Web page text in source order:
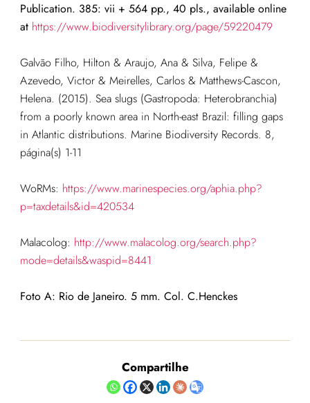
Publication. 385: vii + 564 pp., 40 pls., available online
at https://www.biodiversitylibrary.org/page/59220479
Galvão Filho, Hilton & Araujo, Ana & Silva, Felipe &
Azevedo, Victor & Meirelles, Carlos & Matthews-Cascon,
Helena. (2015). Sea slugs (Gastropoda: Heterobranchia)
from a poorly known area in North-east Brazil: filling gaps
in Atlantic distributions. Marine Biodiversity Records. 8,
página(s) 1-11
WoRMs: https://www.marinespecies.org/aphia.php?
p=taxdetails&id=420534
Malacolog: http://www.malacolog.org/search.php?
mode=details&waspid=8441
Foto A: Rio de Janeiro. 5 mm. Col. C.Henckes
Compartilhe